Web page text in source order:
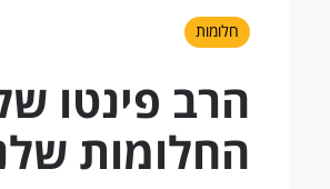
חלומות
הרב פינטו
החלומות